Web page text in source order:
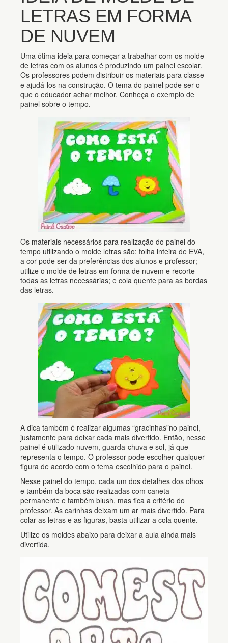
LETRAS EM FORMA
DE NUVEM
Uma ótima ideia para começar a trabalhar com os molde
de letras com os alunos é produzindo um painel escolar.
Os professores podem distribuir os materiais para classe
e ajudá-los na construção. O tema do painel pode ser o
que o educador achar melhor. Conheça o exemplo de
painel sobre o tempo.
Os materiais necessários para realização do painel do
tempo utilizando o molde letras são: folha inteira de EVA,
a cor pode ser da preferências dos alunos e professor;
utilize o molde de letras em forma de nuvem e recorte
todas as letras necessárias; e cola quente para as bordas
das letras.
A dica também é realizar algumas “gracinhas”no painel,
justamente para deixar cada mais divertido. Então, nesse
painel é utilizado nuvem, guarda-chuva e sol, já que
representa o tempo. O professor pode escolher qualquer
figura de acordo com o tema escolhido para o painel.
Nesse painel do tempo, cada um dos detalhes dos olhos
e também da boca são realizadas com caneta
permanente e também blush, mas fica a critério do
professor. As carinhas deixam um ar mais divertido. Para
colar as letras e as figuras, basta utilizar a cola quente.
Utilize os moldes abaixo para deixar a aula ainda mais
divertida.